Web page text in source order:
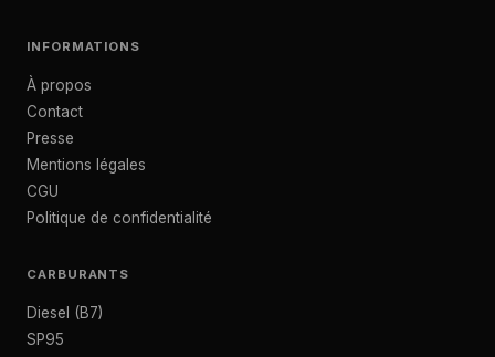
INFORMATIONS
À propos
Contact
Presse
Mentions légales
CGU
Politique de confidentialité
CARBURANTS
Diesel (B7)
SP95